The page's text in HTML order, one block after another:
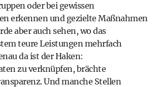
oder bei gewissen
erkennen und gezielte Maßnahmen
aber auch sehen, wo das
teure Leistungen mehrfach
da ist der Haken:
zu verknüpfen, brächte
Und manche Stellen